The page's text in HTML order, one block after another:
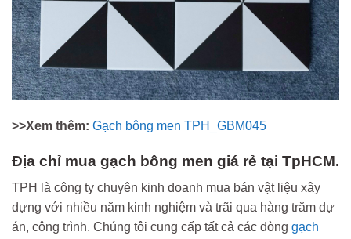
>>Xem thêm: Gạch bông men TPH_GBM045
Địa chỉ mua gạch bông men giá rẻ tại TpHCM.
TPH là công ty chuyên kinh doanh mua bán vật liệu xây
dựng với nhiều năm kinh nghiệm và trãi qua hàng trăm dự
án, công trình. Chúng tôi cung cấp tất cả các dòng gạch